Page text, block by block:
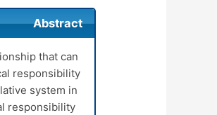
Abstract
that can
responsibility
system in
responsibility